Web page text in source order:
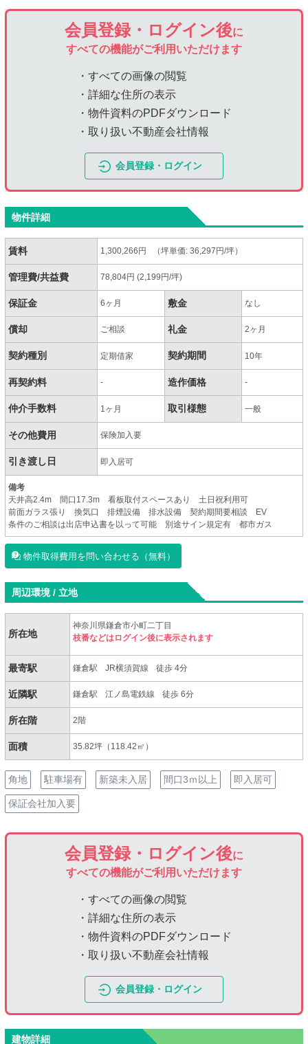
会員登録・ログイン後に
すべての機能がご利用いただけます
・すべての画像の閲覧
・詳細な住所の表示
・物件資料のPDFダウンロード
・取り扱い不動産会社情報
会員登録・ログイン
物件詳細
賃料 1,300,266円 （坪単価: 36,297円/坪）
管理費/共益費 78,804円 (2,199円/坪)
保証金 6ヶ月 敷金 なし
償却 ご相談 礼金 2ヶ月
契約種別 定期借家 契約期間 10年
再契約料 - 造作価格 -
仲介手数料 1ヶ月 取引様態 一般
その他費用 保険加入要
引き渡し日 即入居可
備考
天井高2.4m 間口17.3m 看板取付スペースあり 土日祝利用可
前面ガラス張り 換気口 排煙設備 排水設備 契約期間要相談 EV
条件のご相談は出店申込書を以って可能 別途サイン規定有 都市ガス
物件取得費用を問い合わせる（無料）
周辺環境 / 立地
所在地
神奈川県鎌倉市小町二丁目
枝番などはログイン後に表示されます
最寄駅 鎌倉駅 JR横須賀線 徒歩 4分
近隣駅 鎌倉駅 江ノ島電鉄線 徒歩 6分
所在階 2階
面積 35.82坪（118.42㎡）
角地 駐車場有 新築未入居 間口3ｍ以上 即入居可
保証会社加入要
会員登録・ログイン後に
すべての機能がご利用いただけます
・すべての画像の閲覧
・詳細な住所の表示
・物件資料のPDFダウンロード
・取り扱い不動産会社情報
会員登録・ログイン
建物詳細